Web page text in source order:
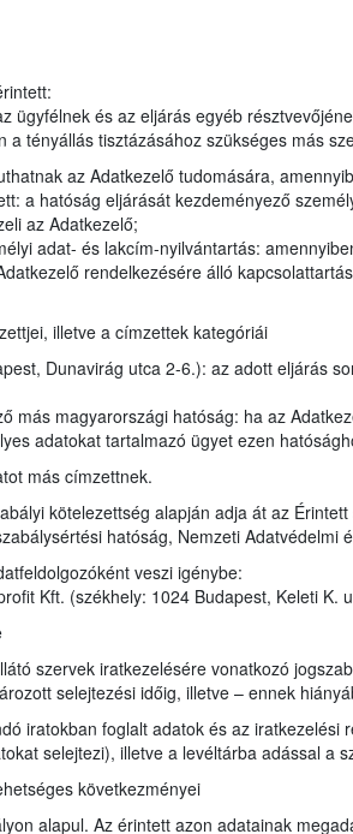
és az eljárás egyéb
tényállás tisztázásához szükséges más
az Adatkezelő tudomására,
a hatóság eljárását kezdeményező
az Adatkezelő;
adat- és lakcím-nyilvántartás:
rendelkezésére álló
illetve a címzettek kategóriái
Dunavirág utca 2-6.): az adott eljárás
magyarországi hatóság: ha az
adatokat tartalmazó ügyet ezen
más címzettnek.
kötelezettség alapján adja át az
hatóság, Nemzeti Adatvédelmi
veszi igénybe:
Kft. (székhely: 1024 Budapest, Keleti K.
szervek iratkezelésére vonatkozó
selejtezési időig, illetve – ennek
iratokban foglalt adatok és az
selejtezi), illetve a levéltárba adással a
következményei
alapul. Az érintett azon adatainak